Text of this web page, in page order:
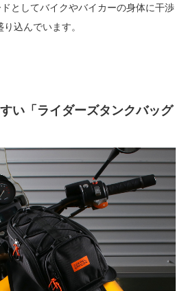
としてバイクやバイカーの身体に干渉
込んでいます。
い「ライダーズタンクバッグ